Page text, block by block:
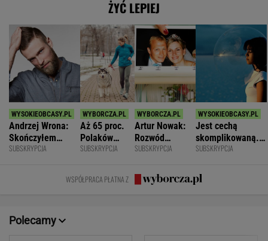
ŻYĆ LEPIEJ
Andrzej Wrona:
Skończyłem
karierę, bo
SUBSKRYPCJA
Aż 65 proc.
Polaków
odczuwa
Nie ćwiczy w
ogóle
SUBSKRYPCJA
Artur Nowak:
Rozwód
odsłania dużo
prawda o
współmałżonku
SUBSKRYPCJA
Jest cechą
skomplikowaną.
Sprawia, że silniej
SUBSKRYPCJA
WSPÓŁPRACA PŁATNA Z
Polecamy